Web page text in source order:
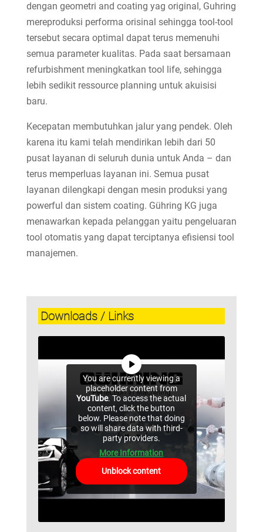
dengan geometri and coating yag original, Guhring
mereproduksi performa orisinal sehingga tool-tool
tersebut secara optimal dapat terus memenuhi
semua parameter kualitas. Pada saat bersamaan
refurbishment meningkatkan tool life, sehingga
lebih sedikit ressource planning untuk akuisisi
baru.
Kecepatan membutuhkan jalur yang pendek. Oleh
karena itu kami telah mendirikan lebih dari 50
pusat layanan di seluruh dunia untuk Anda – dan
terus memperluas layanan ini. Semua pusat
layanan dilengkapi dengan mesin produksi yang
powerful dan sistem coating. Gühring KG juga
menawarkan kepada pelanggan yaitu pengeluaran
tool otomatis yang dapat terciptanya efisiensi tool
manajemen.
Downloads / Links
You are currently viewing a
placeholder content from
YouTube. To access the actual
content, click the button
below. Please note that doing
so will share data with third-
party providers.
More Information
Unblock content